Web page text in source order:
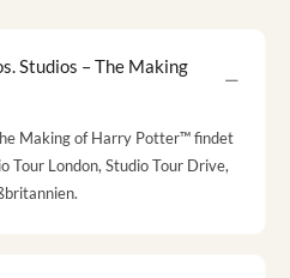
Studios – The Making
Making of Harry Potter™ findet
Tour London, Studio Tour Drive,